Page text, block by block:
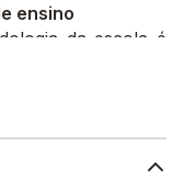
ensino
da escola é
inovadores que
Escadinha do
FTD, o ambiente